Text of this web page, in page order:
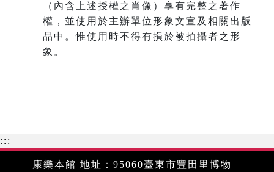
（內含上述授權之肖像）享有完整之著作
權，並使用於主辦單位形象文宣及相關出版
品中。惟使用時不得有損於被拍攝者之形
象。
:::
康樂本館 地址：95060臺東市豐田里博物